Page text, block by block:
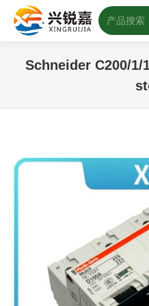
搜
索：
Schneider C200/